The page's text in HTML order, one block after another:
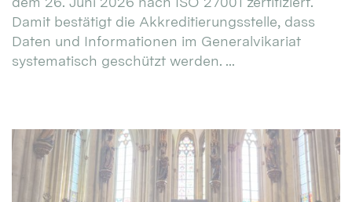
Damit bestätigt die Akkreditierungsstelle, dass
Daten und Informationen im Generalvikariat
systematisch geschützt werden. ...